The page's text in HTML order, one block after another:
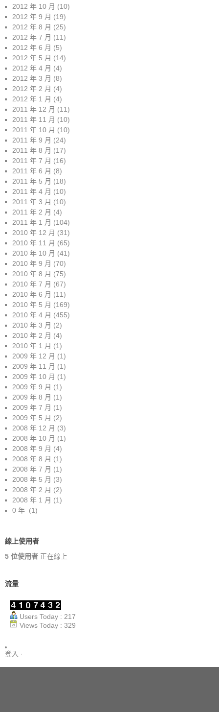
2012 年 10 月 (10)
2012 年 9 月 (19)
2012 年 8 月 (25)
2012 年 7 月 (11)
2012 年 6 月 (5)
2012 年 5 月 (14)
2012 年 4 月 (4)
2012 年 3 月 (8)
2012 年 2 月 (4)
2012 年 1 月 (4)
2011 年 12 月 (11)
2011 年 11 月 (10)
2011 年 10 月 (10)
2011 年 9 月 (24)
2011 年 8 月 (17)
2011 年 7 月 (16)
2011 年 6 月 (8)
2011 年 5 月 (18)
2011 年 4 月 (10)
2011 年 3 月 (10)
2011 年 2 月 (4)
2011 年 1 月 (104)
2010 年 12 月 (31)
2010 年 11 月 (65)
2010 年 10 月 (41)
2010 年 9 月 (70)
2010 年 8 月 (75)
2010 年 7 月 (67)
2010 年 6 月 (11)
2010 年 5 月 (169)
2010 年 4 月 (455)
2010 年 3 月 (2)
2010 年 2 月 (4)
2010 年 1 月 (1)
2009 年 12 月 (1)
2009 年 11 月 (1)
2009 年 10 月 (1)
2009 年 9 月 (1)
2009 年 8 月 (1)
2009 年 7 月 (1)
2009 年 5 月 (2)
2008 年 12 月 (3)
2008 年 10 月 (1)
2008 年 9 月 (4)
2008 年 8 月 (1)
2008 年 7 月 (1)
2008 年 5 月 (3)
2008 年 2 月 (2)
2008 年 1 月 (1)
0 年 (1)
線上使用者
5 位使用者 正在線上
流量
Users Today : 217
Views Today : 329
登入 ·